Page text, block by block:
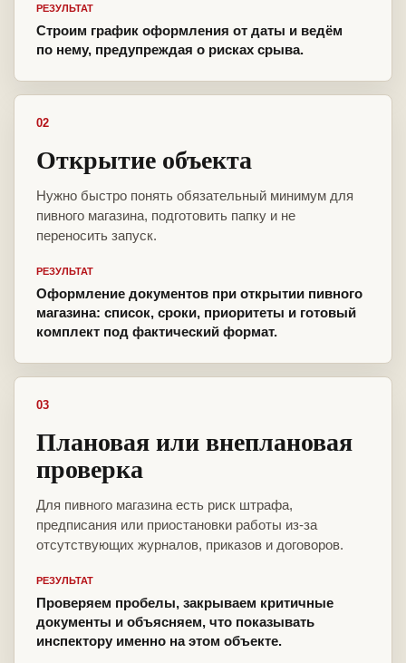
РЕЗУЛЬТАТ
Строим график оформления от даты и ведём
по нему, предупреждая о рисках срыва.
02
Открытие объекта
Нужно быстро понять обязательный минимум для
пивного магазина, подготовить папку и не
переносить запуск.
РЕЗУЛЬТАТ
Оформление документов при открытии пивного
магазина: список, сроки, приоритеты и готовый
комплект под фактический формат.
03
Плановая или внеплановая
проверка
Для пивного магазина есть риск штрафа,
предписания или приостановки работы из-за
отсутствующих журналов, приказов и договоров.
РЕЗУЛЬТАТ
Проверяем пробелы, закрываем критичные
документы и объясняем, что показывать
инспектору именно на этом объекте.